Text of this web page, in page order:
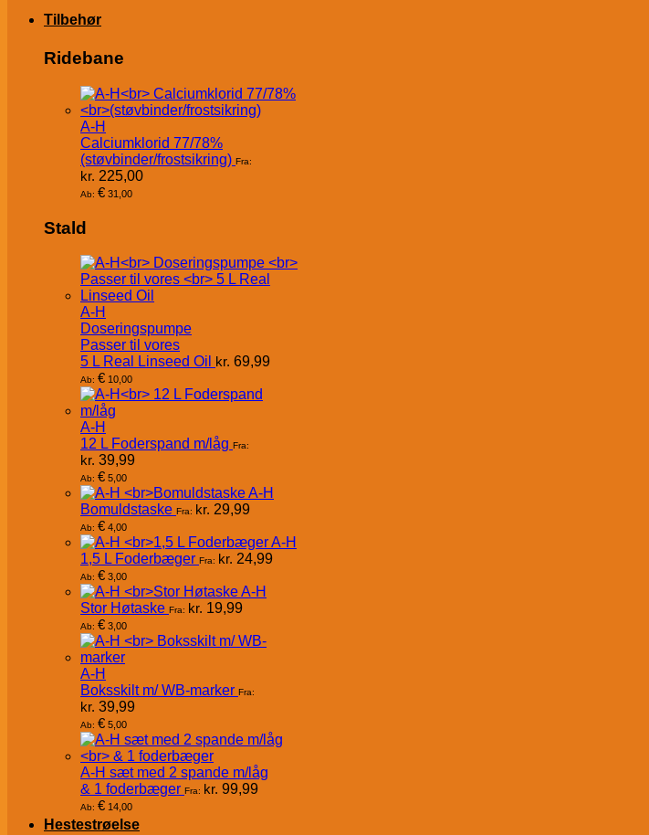
Tilbehør
Ridebane
A-H
Calciumklorid 77/78%
(støvbinder/frostsikring) Fra:
kr. 225,00
Ab: € 31,00
Stald
A-H
Doseringspumpe
Passer til vores
5 L Real Linseed Oil kr. 69,99
Ab: € 10,00
A-H
12 L Foderspand m/låg Fra:
kr. 39,99
Ab: € 5,00
A-H
Bomuldstaske Fra: kr. 29,99
Ab: € 4,00
A-H
1,5 L Foderbæger Fra: kr. 24,99
Ab: € 3,00
A-H
Stor Høtaske Fra: kr. 19,99
Ab: € 3,00
A-H
Boksskilt m/ WB-marker Fra:
kr. 39,99
Ab: € 5,00
A-H sæt med 2 spande m/låg
& 1 foderbæger Fra: kr. 99,99
Ab: € 14,00
Hestestrøelse